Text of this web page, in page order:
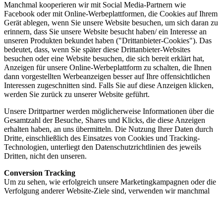
Manchmal kooperieren wir mit Social Media-Partnern wie
Facebook oder mit Online-Werbeplattformen, die Cookies auf Ihrem
Gerät ablegen, wenn Sie unsere Website besuchen, um sich daran zu
erinnern, dass Sie unsere Website besucht haben/ ein Interesse an
unseren Produkten bekundet haben ("Drittanbieter-Cookies"). Das
bedeutet, dass, wenn Sie später diese Drittanbieter-Websites
besuchen oder eine Website besuchen, die sich bereit erklärt hat,
Anzeigen für unsere Online-Werbeplattform zu schalten, die Ihnen
dann vorgestellten Werbeanzeigen besser auf Ihre offensichtlichen
Interessen zugeschnitten sind. Falls Sie auf diese Anzeigen klicken,
werden Sie zurück zu unserer Website geführt.
Unsere Drittpartner werden möglicherweise Informationen über die
Gesamtzahl der Besuche, Shares und Klicks, die diese Anzeigen
erhalten haben, an uns übermitteln. Die Nutzung Ihrer Daten durch
Dritte, einschließlich des Einsatzes von Cookies und Tracking-
Technologien, unterliegt den Datenschutzrichtlinien des jeweils
Dritten, nicht den unseren.
Conversion Tracking
Um zu sehen, wie erfolgreich unsere Marketingkampagnen oder die
Verfolgung anderer Website-Ziele sind, verwenden wir manchmal